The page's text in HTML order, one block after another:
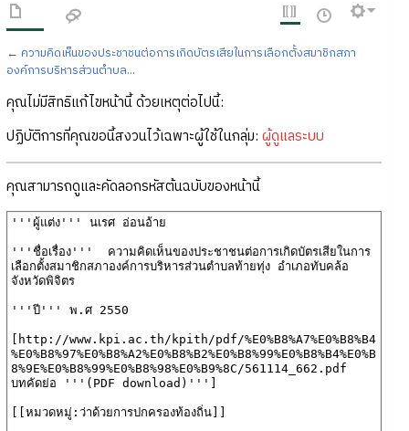
← ความคิดเห็นของประชาชนต่อการเกิดบัตรเสียในการเลือกตั้งสมาชิกสภา
องค์การบริหารส่วนตำบล...
คุณไม่มีสิทธิแก้ไขหน้านี้ ด้วยเหตุต่อไปนี้:
ปฏิบัติการที่คุณขอนี้สงวนไว้เฉพาะผู้ใช้ในกลุ่ม: ผู้ดูแลระบบ
คุณสามารถดูและคัดลอกรหัสต้นฉบับของหน้านี้